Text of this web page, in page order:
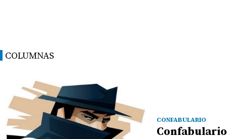
COLUMNAS
CONFABULARIO
Confabulario